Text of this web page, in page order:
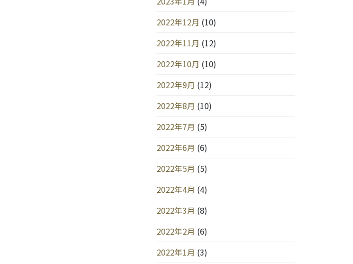
2022年12月 (10)
2022年11月 (12)
2022年10月 (10)
2022年9月 (12)
2022年8月 (10)
2022年7月 (5)
2022年6月 (6)
2022年5月 (5)
2022年4月 (4)
2022年3月 (8)
2022年2月 (6)
2022年1月 (3)